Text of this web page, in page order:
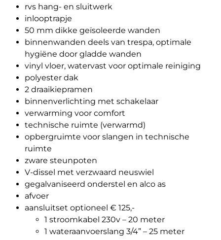
rvs hang- en sluitwerk
inlooptrapje
50 mm dikke geïsoleerde wanden
binnenwanden deels van trespa, optimale
hygiëne door gladde wanden
vinyl vloer, watervast voor optimale reiniging
polyester dak
2 draaikiepramen
binnenverlichting met schakelaar
verwarming voor comfort
technische ruimte (verwarmd)
opbergruimte voor slangen in technische
ruimte
zware steunpoten
V-dissel met verzwaard neuswiel
gegalvaniseerd onderstel en alco as
afvoer
aansluitset optioneel € 125,-
1 stroomkabel 230v – 20 meter
1 wateraanvoerslang 3/4” – 25 meter